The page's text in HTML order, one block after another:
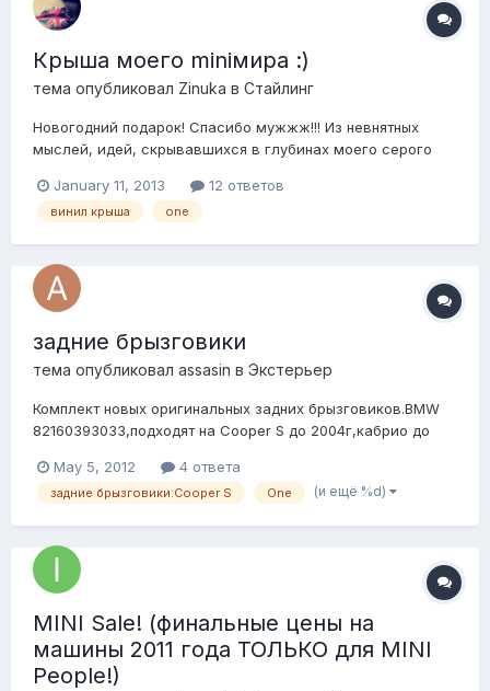
Крыша моего miniмира :)
тема опубликовал Zinuka в Стайлинг
Новогодний подарок! Спасибо мужжж!!! Из невнятных
мыслей, идей, скрывавшихся в глубинах моего серого
happy!!! И пару завистливых гудочков с жестом на дороге
от неклубных миников уже поймала)) отдельное спасибо
January 11, 2013 12 ответов
винил крыша one
задние брызговики
тема опубликовал assasin в Экстерьер
Комплект новых оригинальных задних брызговиков.BMW
82160393033,подходят на Cooper S до 2004г,кабрио до
себе,но у меня стоит обвес и мне не подошли.Очень
растроился!Продам:2т. Фото:
May 5, 2012 4 ответа
задние брызговики:Cooper S One (и ещё %d)
MINI Sale! (финальные цены на
машины 2011 года ТОЛЬКО для MINI
People!)